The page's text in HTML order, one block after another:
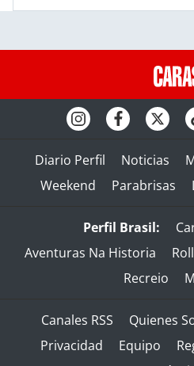
Diario Perfil Noticias
Weekend
Parabrisas
Perfil Brasil:
Aventuras Na Historia
Recreio
Canales RSS Quienes
Privacidad
Equipo